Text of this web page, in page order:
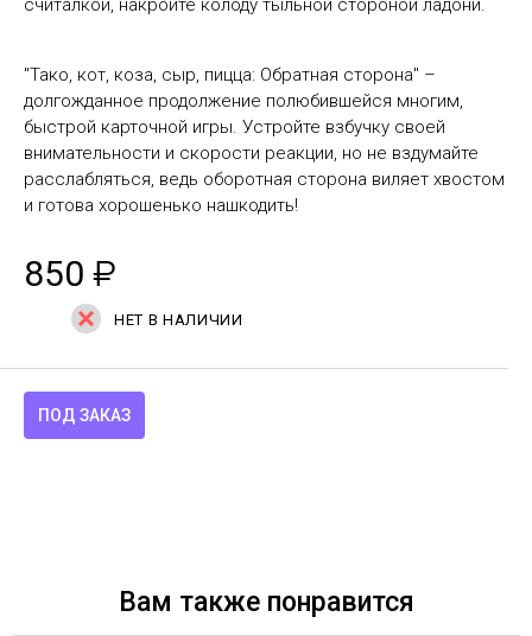
считалкой, накройте колоду тыльной стороной ладони.
"Тако, кот, коза, сыр, пицца: Обратная сторона" –
долгожданное продолжение полюбившейся многим,
быстрой карточной игры. Устройте взбучку своей
внимательности и скорости реакции, но не вздумайте
расслабляться, ведь оборотная сторона виляет хвостом
и готова хорошенько нашкодить!
850 ₽
НЕТ В НАЛИЧИИ
ПОД ЗАКАЗ
Вам также понравится